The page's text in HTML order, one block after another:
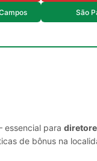
São
essencial para
de bônus na